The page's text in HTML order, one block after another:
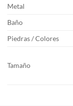
Metal
Baño
Piedras / Colores
Tamaño